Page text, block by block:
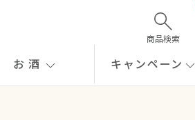
商品検索
お酒 キャンペーン